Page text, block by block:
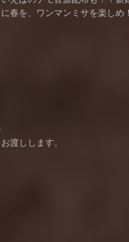
春を、ワンマンミサを楽しめ
渡しします。